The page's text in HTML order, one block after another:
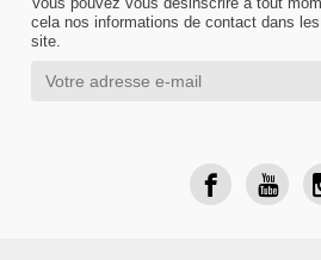
cela nos informations de contact dans
site.